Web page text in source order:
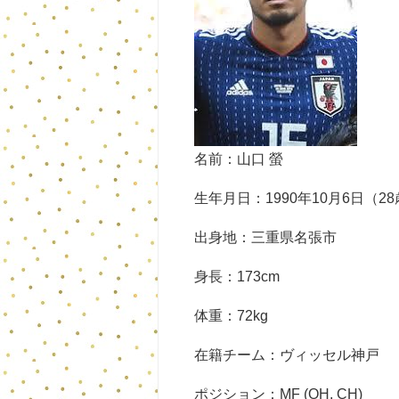
名前：山口 螢
生年月日：1990年10月6日（28
出身地：三重県名張市
身長：173cm
体重：72kg
在籍チーム：ヴィッセル神戸
ポジション：MF (OH, CH)